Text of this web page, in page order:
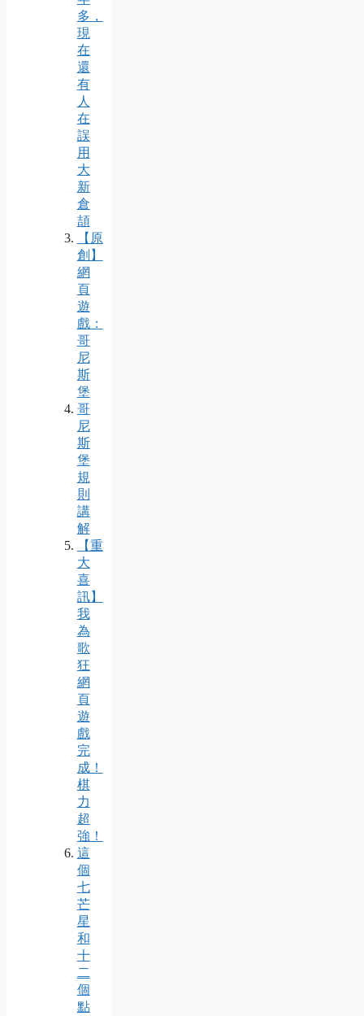
多，
現
在
還
有
人
在
誤
用
大
新
倉
頡
【原
創】
網
頁
遊
戲：
哥
尼
斯
堡
哥
尼
斯
堡
規
則
講
解
【重
大
喜
訊】
我
為
歌
狂
網
頁
遊
戲
完
成！
棋
力
超
強！
這
個
七
芒
星
和
十
二
個
點